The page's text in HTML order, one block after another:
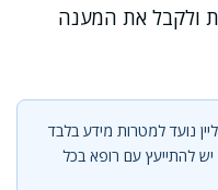
ולקבל את המענה
נועד למטרות מידע בלבד
יש להתייעץ עם רופא בכל